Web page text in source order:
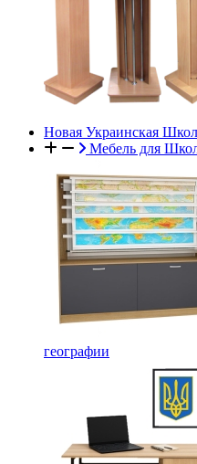
Новая Украинская
Мебель для
географии